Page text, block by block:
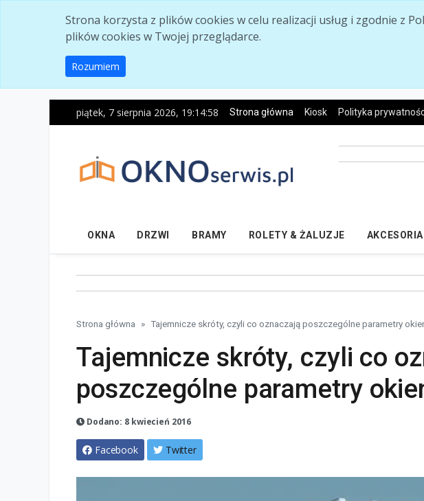
Strona korzysta z plików cookies w celu realizacji usług i zgodnie z
plików cookies w Twojej przeglądarce.
Rozumiem
piątek, 7 sierpnia 2026, 19:14:59 Strona główna Kiosk Polityka
OKNA DRZWI BRAMY ROLETY & ŻALUZJE AKCESORIA
Strona główna Tajemnicze skróty, czyli co oznaczają poszczególne parametry
Tajemnicze skróty, czyli co
poszczególne parametry
Dodano: 8 kwiecień 2016
Facebook Twitter